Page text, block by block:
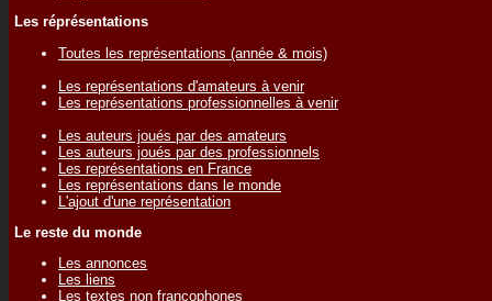
Les réprésentations
Toutes les représentations (année & mois)
Les représentations d'amateurs à venir
Les représentations professionnelles à venir
Les auteurs joués par des amateurs
Les auteurs joués par des professionnels
Les représentations en France
Les représentations dans le monde
L'ajout d'une représentation
Le reste du monde
Les annonces
Les liens
Les textes non francophones